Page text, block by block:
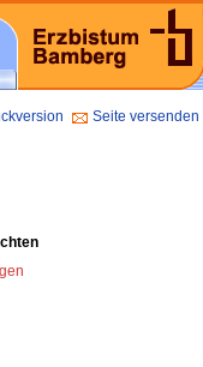
Seite versenden